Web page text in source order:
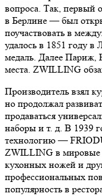
вопроса. Так, первый
в Берлине — был
поучаствовать в
удалось в 1851 году
медаль. Далее Париж,
места. ZWILLING
Производитель взял
но продолжал
продаваться
наборы и т. д. В 1939
технологию —
ZWILLING в мировые
кухонных ножей и
профессиональных
популярность в